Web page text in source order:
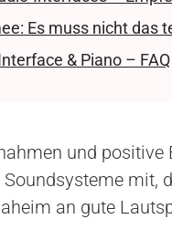
Es muss nicht das
& Piano – FAQ
und positive
mit,
an gute